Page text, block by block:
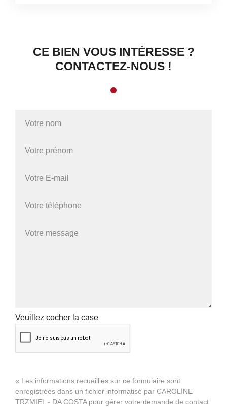
CE BIEN VOUS INTÉRESSE ?
CONTACTEZ-NOUS !
Veuillez cocher la case
« Les informations recueillies sur ce formulaire sont
enregistrées dans un fichier informatisé par CAROLINE
TRZMIEL - DA COSTA pour gérer votre demande de contact.